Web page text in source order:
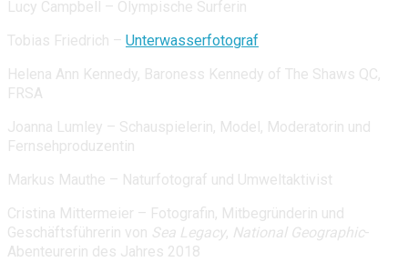
Lucy Campbell – Olympische Surferin
Tobias Friedrich – Unterwasserfotograf
Helena Ann Kennedy, Baroness Kennedy of The Shaws QC,
FRSA
Joanna Lumley – Schauspielerin, Model, Moderatorin und
Fernsehproduzentin
Markus Mauthe – Naturfotograf und Umweltaktivist
Cristina Mittermeier – Fotografin, Mitbegründerin und
Geschäftsführerin von Sea Legacy, National Geographic-
Abenteurerin des Jahres 2018